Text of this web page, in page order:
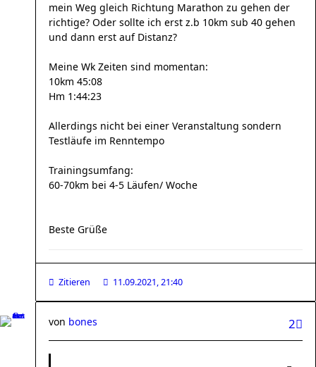
mein Weg gleich Richtung Marathon zu gehen der
richtige? Oder sollte ich erst z.b 10km sub 40 gehen
und dann erst auf Distanz?
Meine Wk Zeiten sind momentan:
10km 45:08
Hm 1:44:23
Allerdings nicht bei einer Veranstaltung sondern
Testläufe im Renntempo
Trainingsumfang:
60-70km bei 4-5 Läufen/ Woche
Beste Grüße
Zitieren 11.09.2021, 21:40
2
von bones